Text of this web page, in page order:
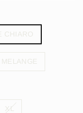
CHIARO
XL